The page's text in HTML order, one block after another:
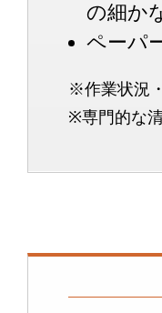
の細か
ペーパ
※作業状況
※専門的な